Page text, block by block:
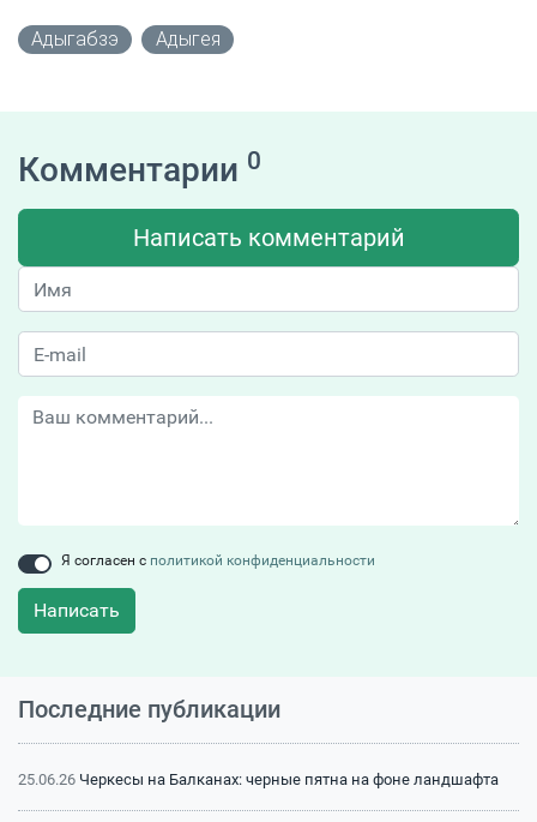
Адыгабзэ Адыгея
Комментарии 0
Написать комментарий
Я согласен с политикой конфиденциальности
Написать
Последние публикации
25.06.26 Черкесы на Балканах: черные пятна на фоне ландшафта